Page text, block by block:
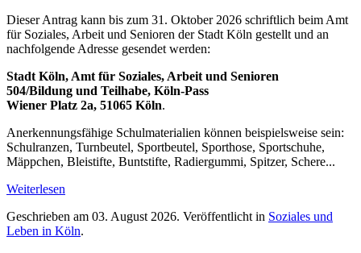
Dieser Antrag kann bis zum 31. Oktober 2026 schriftlich beim Amt
für Soziales, Arbeit und Senioren der Stadt Köln gestellt und an
nachfolgende Adresse gesendet werden:
Stadt Köln, Amt für Soziales, Arbeit und Senioren
504/Bildung und Teilhabe, Köln-Pass
Wiener Platz 2a, 51065 Köln.
Anerkennungsfähige Schulmaterialien können beispielsweise sein:
Schulranzen, Turnbeutel, Sportbeutel, Sporthose, Sportschuhe,
Mäppchen, Bleistifte, Buntstifte, Radiergummi, Spitzer, Schere...
Weiterlesen
Geschrieben am 03. August 2026. Veröffentlicht in Soziales und
Leben in Köln.